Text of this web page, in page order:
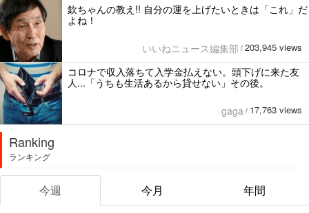
欽ちゃんの教え!! 自分の運を上げたいときは「これ」だ
よね！
いいねニュース編集部 / 203,945 views
コロナで収入落ちて入学金払えない。頭下げに来た友
人...「うちも生活あるから貸せない」その後。
gaga / 17,763 views
Ranking
ランキング
今週 今月 年間